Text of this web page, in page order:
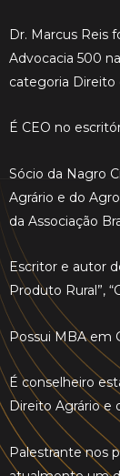
Dr. Marcus Reis
Advocacia 500
categoria Direito
É CEO no
Sócio da Nagro
Agrário e do
da Associação
Escritor e autor
Produto Rural”,
Possui MBA em
É conselheiro
Direito Agrário e
Palestrante nos